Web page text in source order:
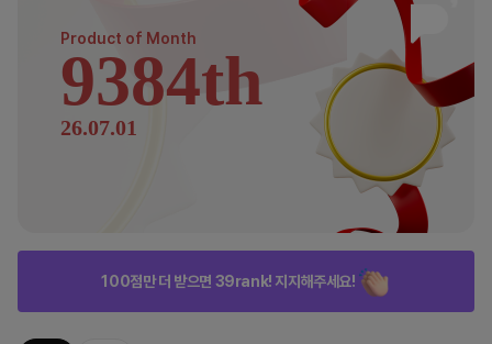
Product of Month
9384th
26.07.01
100점만 더 받으면 39rank! 지지해주세요!